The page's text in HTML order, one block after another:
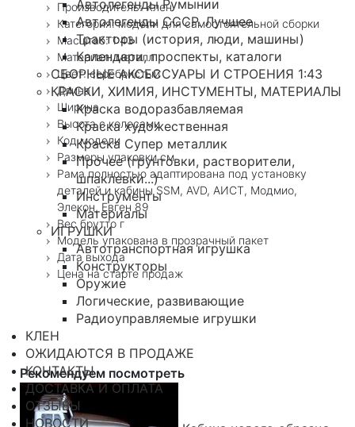
Автолегенды Румынии
Автолегенды СССР. Лучшее
Тракторы (история, люди, машины)
Календари, проспекты, каталоги
СБОРНЫЕ АКСЕССУАРЫ И СТРОЕНИЯ 1:43
КРАСКИ, ХИМИЯ, ИНСТУМЕНТЫ, МАТЕРИАЛЫ
Краска водоразбавляемая
Краска художественная
Краска Супер металлик
Прочее (грунтовки, растворители,
шпаклевки...)
Инструменты
Материалы
ИГРУШКИ
Автотранспортная игрушка
Конструкторы
Оружие
Логические, развивающие
Радиоуправляемые игрушки
КЛЕН
ОЖИДАЮТСЯ В ПРОДАЖЕ
КОНТАКТЫ
ДОСТАВКА И ОПЛАТА
ОТЗЫВЫ
НОВОСТИ
Производитель: Клен
Категория: модели для самостоятельной сборки
Масштаб: 1:43
Материал: металл
Цвет: серебристый
Длина
Ширина
Высота с колесами
Код модели
Размеры упаковки см
Рама полностью адаптирована под установку
деталей и кабины SSM, AVD, АИСТ, Модмио,
Элекон, Евген 89
Вес брутто г
Модель упакована в прозрачный пакет
Дата выхода
Цена на старте продаж
Рекомендуем посмотреть